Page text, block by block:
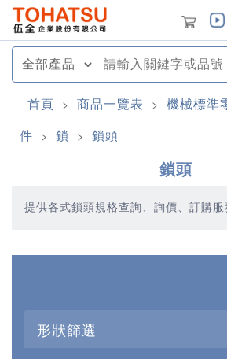
首頁 > 商品一覽表 > 機械標準
件 > 鎖 > 鎖頭
鎖頭
提供各式鎖頭規格查詢、詢價、訂購
模具產業多年，秉持著優質品質、合
形狀篩選